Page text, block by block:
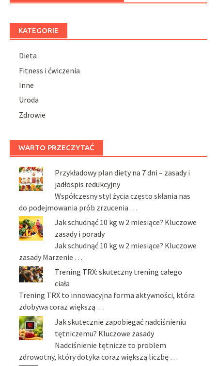
KATEGORIE
Dieta
Fitness i ćwiczenia
Inne
Uroda
Zdrowie
WARTO PRZECZYTAĆ
Przykładowy plan diety na 7 dni – zasady i
jadłospis redukcyjny
Współczesny styl życia często skłania nas
do podejmowania prób zrzucenia …
Jak schudnąć 10 kg w 2 miesiące? Kluczowe
zasady i porady
Jak schudnąć 10 kg w 2 miesiące? Kluczowe
zasady Marzenie …
Trening TRX: skuteczny trening całego
ciała
Trening TRX to innowacyjna forma aktywności, która
zdobywa coraz większą …
Jak skutecznie zapobiegać nadciśnieniu
tętniczemu? Kluczowe zasady
Nadciśnienie tętnicze to problem
zdrowotny, który dotyka coraz większą liczbę …